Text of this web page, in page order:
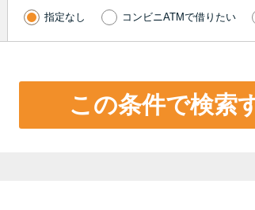
指定なし コンビニATMで借りたい
この条件で検索